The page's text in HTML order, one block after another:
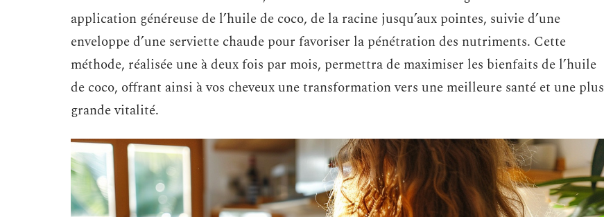
application généreuse de l’huile de coco, de la racine jusqu’aux pointes, suivie d’une
enveloppe d’une serviette chaude pour favoriser la pénétration des nutriments. Cette
méthode, réalisée une à deux fois par mois, permettra de maximiser les bienfaits de l’huile
de coco, offrant ainsi à vos cheveux une transformation vers une meilleure santé et une plus
grande vitalité.